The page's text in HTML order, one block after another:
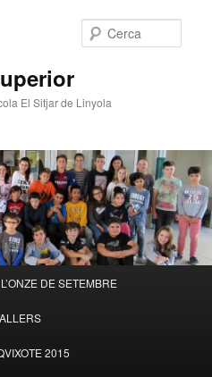
El Sitjar de Linyola
DE SETEMBRE
2015